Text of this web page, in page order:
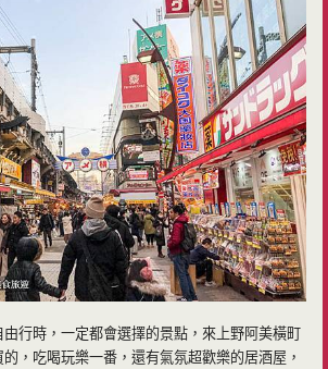
由行時，一定都會選擇的景點，來上野阿美橫町
，吃喝玩樂一番，還有氣氛超歡樂的居酒屋，